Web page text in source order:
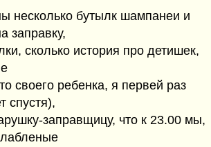
несколько бутылк шампанеи и
заправку,
сколько история про детишек,
своего ребенка, я первей раз
спустя),
заправщицу, что к 23.00 мы,